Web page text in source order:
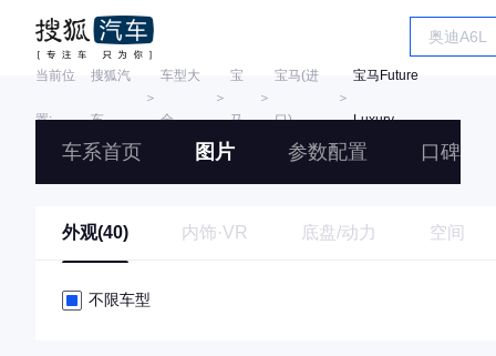
当前位
置:
搜狐汽
车
＞
车型大
全
＞
宝
马
＞
宝马(进
口)
＞
宝马Future
Luxury
车系首页 图片 参数配置 口碑
外观(40) 内饰·VR 底盘/动力 空间
不限车型